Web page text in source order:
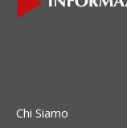
Chi Siamo